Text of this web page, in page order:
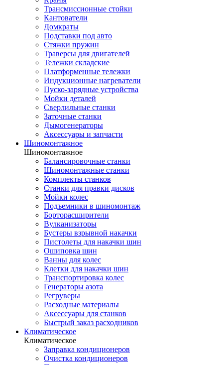
Трансмиссионные стойки
Кантователи
Домкраты
Подставки под авто
Стяжки пружин
Траверсы для двигателей
Тележки складские
Платформенные тележки
Индукционные нагреватели
Пуско-зарядные устройства
Мойки деталей
Сверлильные станки
Заточные станки
Дымогенераторы
Аксессуары и запчасти
Шиномонтажное
Шиномонтажное
Балансировочные станки
Шиномонтажные станки
Комплекты станков
Станки для правки дисков
Мойки колес
Подъемники в шиномонтаж
Борторасширители
Вулканизаторы
Бустеры взрывной накачки
Пистолеты для накачки шин
Ошиповка шин
Ванны для колес
Клетки для накачки шин
Транспортировка колес
Генераторы азота
Регруверы
Расходные материалы
Аксессуары для станков
Быстрый заказ расходников
Климатическое
Климатическое
Заправка кондиционеров
Очистка кондиционеров